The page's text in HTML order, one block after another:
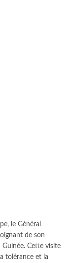
le Général
de son
Cette visite
tolérance et la